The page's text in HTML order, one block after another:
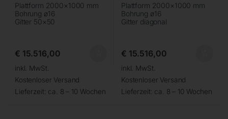
Plattform 2000×1000 mm
Bohrung ø16
Gitter 50×50
€ 15.516,00
inkl. MwSt.
Kostenloser Versand
Lieferzeit: ca. 8 – 10 Wochen
Plattform 2000×1000 mm
Bohrung ø16
Gitter diagonal
€ 15.516,00
inkl. MwSt.
Kostenloser Versand
Lieferzeit: ca. 8 – 10 Wochen